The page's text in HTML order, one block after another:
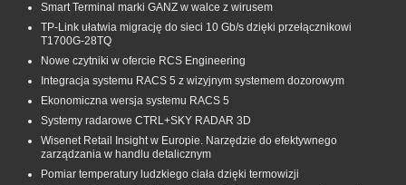
Smart Terminal marki GANZ w walce z wirusem
TP-Link ułatwia migrację do sieci 10 Gb/s dzięki przełącznikowi
T1700G‑28TQ
Nowe czytniki w ofercie RCS Engineering
Integracja systemu RACS 5 z wizyjnym systemem dozorowym
Ekonomiczna wersja systemu RACS 5
Systemy radarowe CTRL+SKY RADAR 3D
Wisenet Retail Insight w Europie. Narzędzie do efektywnego
zarządzania w handlu detalicznym
Pomiar temperatury ludzkiego ciała dzięki termowizji